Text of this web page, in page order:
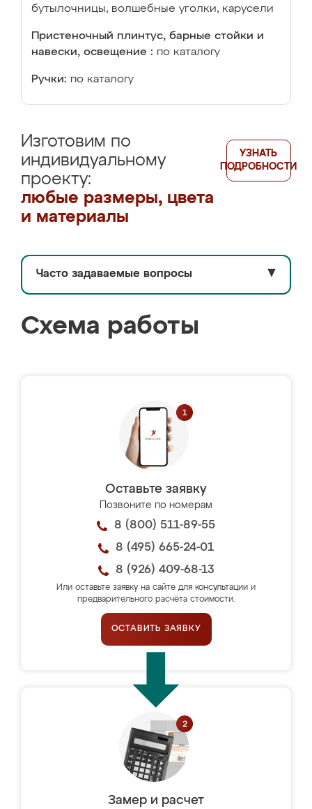
бутылочницы, волшебные уголки, карусели
Пристеночный плинтус, барные стойки и
навески, освещение : по каталогу
Ручки: по каталогу
Изготовим по
индивидуальному
проекту:
любые размеры, цвета
и материалы
УЗНАТЬ
ПОДРОБНОСТИ
Часто задаваемые вопросы ▼
Схема работы
Оставьте заявку
Позвоните по номерам
8 (800) 511-89-55
8 (495) 665-24-01
8 (926) 409-68-13
Или оставьте заявку на сайте для консультации и
предварительного расчёта стоимости.
ОСТАВИТЬ ЗАЯВКУ
Замер и расчет